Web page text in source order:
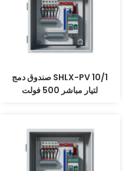
صندوق دمج SHLX-PV 10/1
لتيار مباشر 500 فولت